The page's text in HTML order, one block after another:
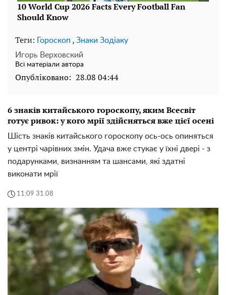
Теги: Гороскоп , Знаки Зодіаку
Игорь Верховский
Всі матеріали автора
Опубліковано: 28.08 04:44
6 знаків китайського гороскопу, яким Всесвіт
готує ривок: у кого мрії здійсняться вже цієї осені
Шість знаків китайського гороскопу ось-ось опиняться
у центрі чарівних змін. Удача вже стукає у їхні двері - з
подарунками, визнанням та шансами, які здатні
виконати мрії
11:09 31.08